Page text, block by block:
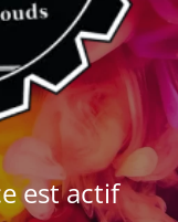
est actif